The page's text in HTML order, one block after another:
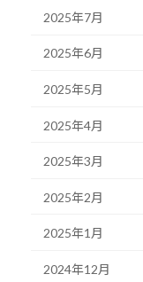
2025年7月
2025年6月
2025年5月
2025年4月
2025年3月
2025年2月
2025年1月
2024年12月